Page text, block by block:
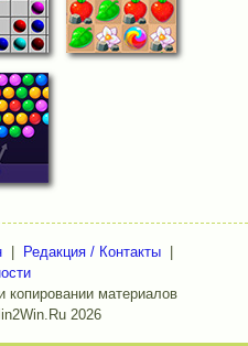
| Редакция / Контакты |
копировании материалов
2026